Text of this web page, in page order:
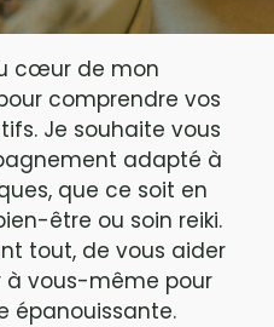
cœur de mon
comprendre vos
Je souhaite vous
adapté à
que ce soit en
être ou soin reiki.
tout, de vous aider
à vous-même pour
épanouissante.